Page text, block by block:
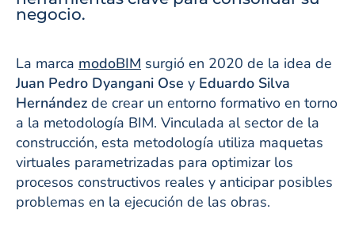
negocio.
La marca modoBIM surgió en 2020 de la idea de
Juan Pedro Dyangani Ose y Eduardo Silva
Hernández de crear un entorno formativo en torno
a la metodología BIM. Vinculada al sector de la
construcción, esta metodología utiliza maquetas
virtuales parametrizadas para optimizar los
procesos constructivos reales y anticipar posibles
problemas en la ejecución de las obras.